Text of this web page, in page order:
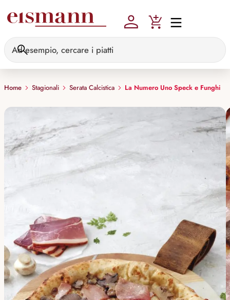
Home Stagionali Serata Calcistica La Numero Uno Speck e Funghi